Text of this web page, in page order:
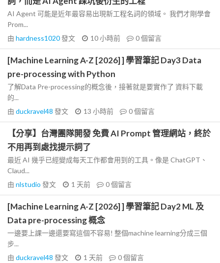
AI Agent 可能是近年最容易出現新工程名詞的領域。 我們才剛學會
Prom...
由 hardness1020發文 10 小時前 0個留言
[Machine Learning A-Z [2026] ] 學習筆記 Day3 Data
pre-processing with Python
了解Data Pre-processing的概念後，接著就是要實作了 資料下載
的...
由 duckravel48 發文 13 小時前 0個留言
【分享】台灣團隊開發 免費 AI Prompt 管理網站，終於
不用再到處找提示詞了
最近 AI 幾乎已經變成每天工作都會用到的工具。像是 ChatGPT、
Claud...
由 nlstudio 發文 1 天前 0個留言
[Machine Learning A-Z [2026] ] 學習筆記 Day2 ML 及
Data pre-processing 概念
一邊要上課一邊還要寫這個不容易! 整個machine learning分成三個
步...
由 duckravel48 發文 1 天前 0個留言